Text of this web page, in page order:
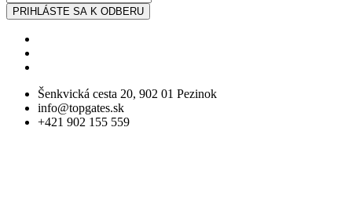
PRIHLÁSTE SA K ODBERU
Šenkvická cesta 20, 902 01 Pezinok
info@topgates.sk
+421 902 155 559